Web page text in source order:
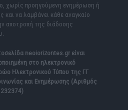
χωρίς προηγούμενη ενημέρωση ή
να λαμβάνει κάθε αναγκαίο
αποτροπή της διάδοσης
neoiorizontes.grείναι
στο ηλεκτρονικό
Ηλεκτρονικού Τύπου της ΓΓ
και Ενημέρωσης (Αριθμός